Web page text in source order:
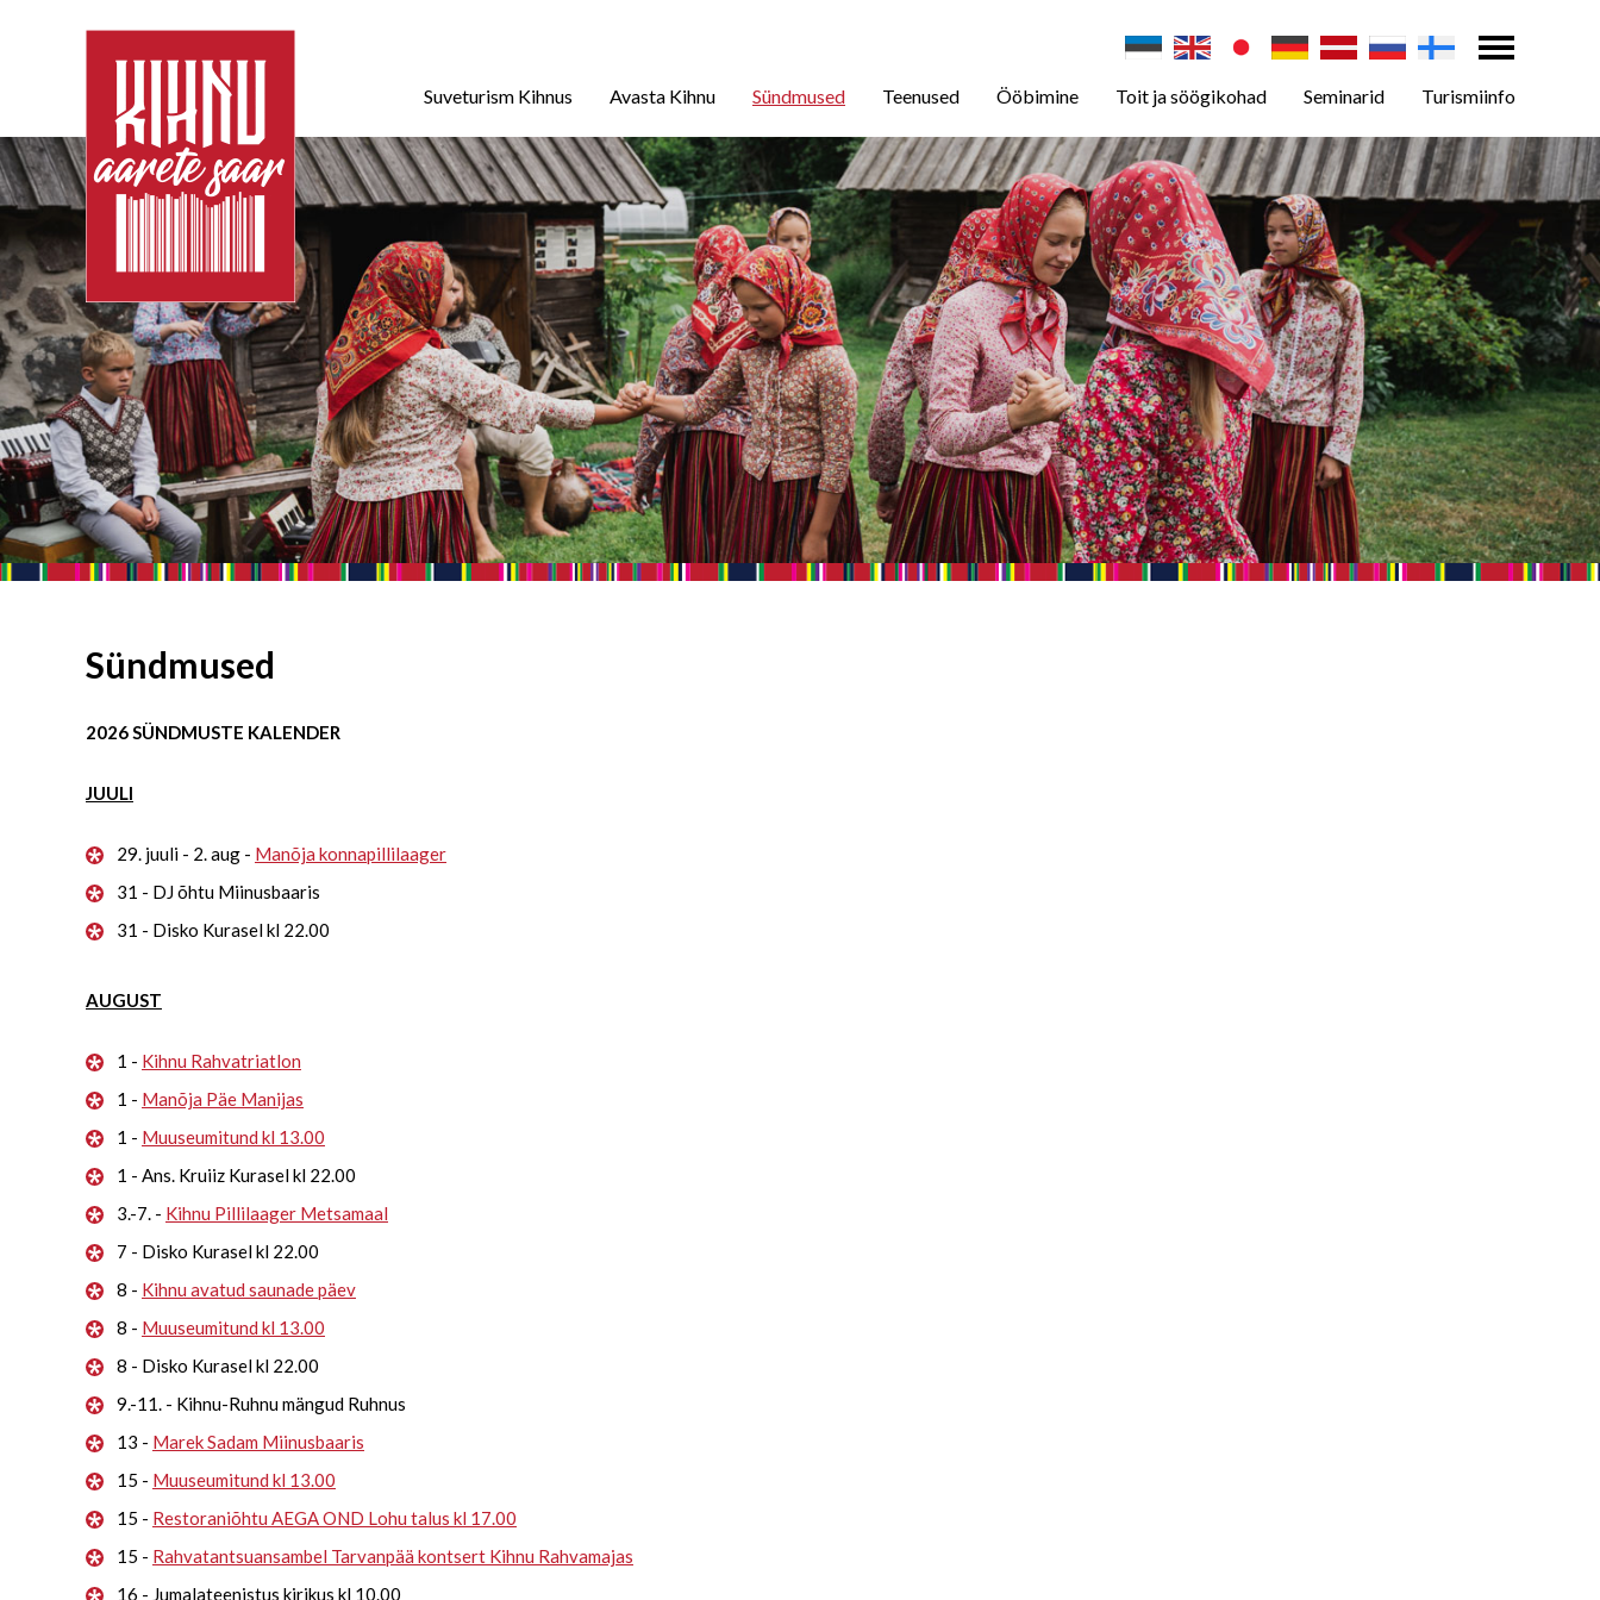
Suveturism Kihnus Avasta Kihnu Sündmused Teenused Ööbimine Toit ja söögikohad Seminarid Turismiinfo
Sündmused
2026 SÜNDMUSTE KALENDER
JUULI
29. juuli - 2. aug - Manõja konnapillilaager
31 - DJ õhtu Miinusbaaris
31 - Disko Kurasel kl 22.00
AUGUST
1 - Kihnu Rahvatriatlon
1 - Manõja Päe Manijas
1 - Muuseumitund kl 13.00
1 - Ans. Kruiiz Kurasel kl 22.00
3.-7. - Kihnu Pillilaager Metsamaal
7 - Disko Kurasel kl 22.00
8 - Kihnu avatud saunade päev
8 - Muuseumitund kl 13.00
8 - Disko Kurasel kl 22.00
9.-11. - Kihnu-Ruhnu mängud Ruhnus
13 - Marek Sadam Miinusbaaris
15 - Muuseumitund kl 13.00
15 - Restoraniõhtu AEGA OND Lohu talus kl 17.00
15 - Rahvatantsuansambel Tarvanpää kontsert Kihnu Rahvamajas
16 - Jumalateenistus kirikus kl 10.00